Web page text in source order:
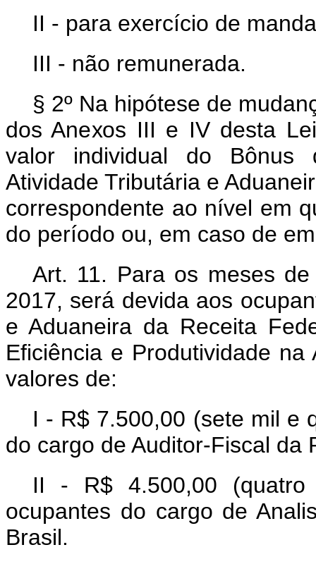
II - para exercício de
III - não remunerada.
§ 2º Na hipótese de
dos Anexos III e IV desta
valor individual do Bônus
Atividade Tributária e
correspondente ao nível em
do período ou, em caso de
Art. 11. Para os meses
2017, será devida aos
e Aduaneira da Receita
Eficiência e Produtividade
valores de:
I - R$ 7.500,00 (sete mil e
do cargo de Auditor-Fiscal da
II - R$ 4.500,00
ocupantes do cargo de
Brasil.